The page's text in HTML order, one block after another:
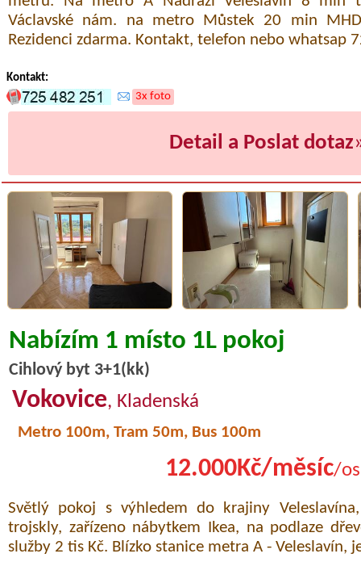
Václavské nám. na metro Můstek 20 min
Rezidenci zdarma. Kontakt, telefon nebo whatsap
Kontakt:
3x foto
Detail a Poslat dotaz
Nabízím 1 místo 1L pokoj
Cihlový byt 3+1(kk)
Vokovice, Kladenská
Metro 100m, Tram 50m, Bus 100m
12.000Kč/měsíc/
Světlý pokoj s výhledem do krajiny
trojskly, zařízeno nábytkem Ikea, na podlaze
služby 2 tis Kč. Blízko stanice metra A - Veleslavín,